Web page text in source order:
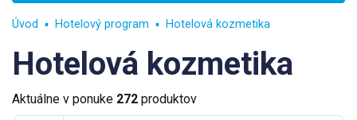
Úvod Hotelový program Hotelová kozmetika
Hotelová kozmetika
Aktuálne v ponuke 272 produktov